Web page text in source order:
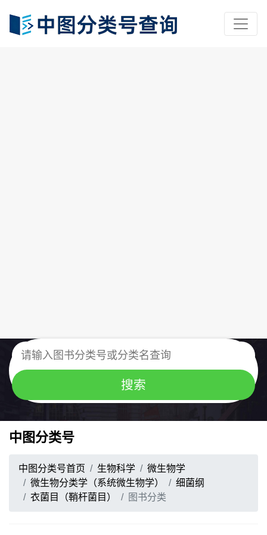
中图分类号
中图分类号首页 生物科学
微生物学
微生物分类学（系统微生物学）
细菌纲
衣菌目（鞘杆菌目）
图书分类